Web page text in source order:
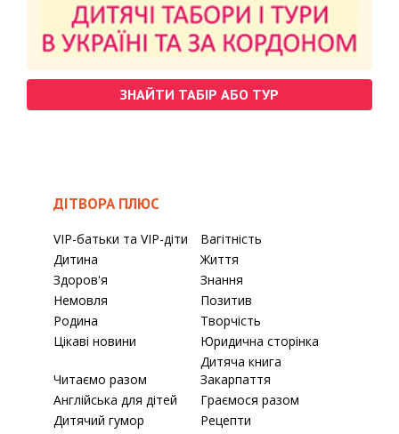
ЗНАЙТИ ТАБІР АБО ТУР
ДІТВОРА ПЛЮС
VIP-батьки та VIP-діти
Вагітність
Дитина
Життя
Здоров'я
Знання
Немовля
Позитив
Родина
Творчість
Цікаві новини
Юридична сторінка
Читаємо разом
Дитяча книга
Закарпаття
Англійська для дітей
Граємося разом
Дитячий гумор
Рецепти